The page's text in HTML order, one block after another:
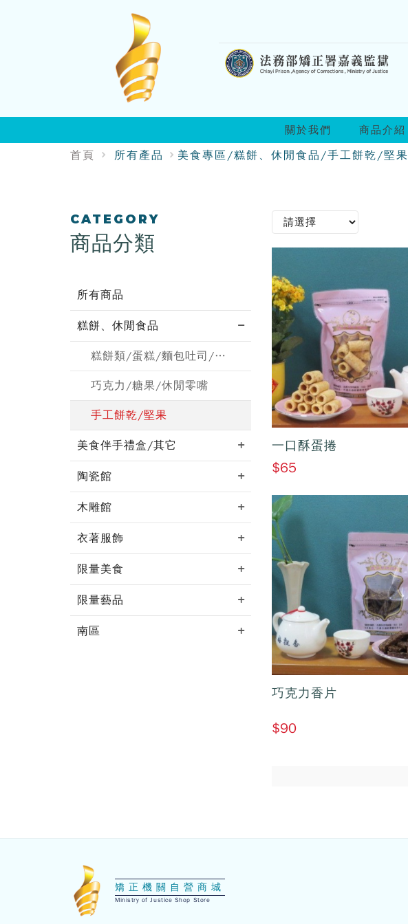
關於我們 商品介紹
首頁 所有產品 美食專區/糕餅、休閒食品/手工餅乾/堅果
:::
CATEGORY
商品分類
所有商品
糕餅、休閒食品
糕餅類/蛋糕/麵包吐司/月餅
巧克力/糖果/休閒零嘴
手工餅乾/堅果
美食伴手禮盒/其它
陶瓷館
木雕館
衣著服飾
限量美食
限量藝品
南區
一口酥蛋捲
$65
巧克力香片
$90
矯正機關自營商城
Ministry of Justice Shop Store